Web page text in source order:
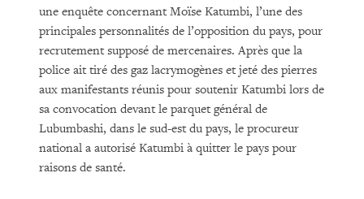
une enquête concernant Moïse Katumbi, l’une des
principales personnalités de l’opposition du pays, pour
recrutement supposé de mercenaires. Après que la
police ait tiré des gaz lacrymogènes et jeté des pierres
aux manifestants réunis pour soutenir Katumbi lors de
sa convocation devant le parquet général de
Lubumbashi, dans le sud-est du pays, le procureur
national a autorisé Katumbi à quitter le pays pour
raisons de santé.